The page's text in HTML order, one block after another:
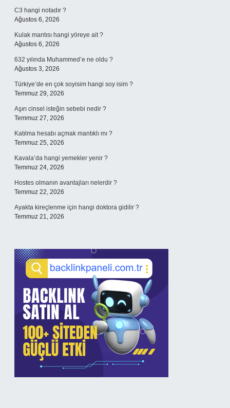
C3 hangi notadır ?
Ağustos 6, 2026
Kulak mantısı hangi yöreye ait ?
Ağustos 6, 2026
632 yılında Muhammed’e ne oldu ?
Ağustos 3, 2026
Türkiye’de en çok soyisim hangi soy isim ?
Temmuz 29, 2026
Aşırı cinsel isteğin sebebi nedir ?
Temmuz 27, 2026
Katılma hesabı açmak mantıklı mı ?
Temmuz 25, 2026
Kavala’da hangi yemekler yenir ?
Temmuz 24, 2026
Hostes olmanın avantajları nelerdir ?
Temmuz 22, 2026
Ayakta kireçlenme için hangi doktora gidilir ?
Temmuz 21, 2026